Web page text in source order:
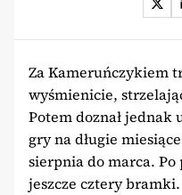
Za Kameruńczykiem
wyśmienicie,
Potem doznał jednak
gry na długie
sierpnia do marca. Po
jeszcze cztery bramki.